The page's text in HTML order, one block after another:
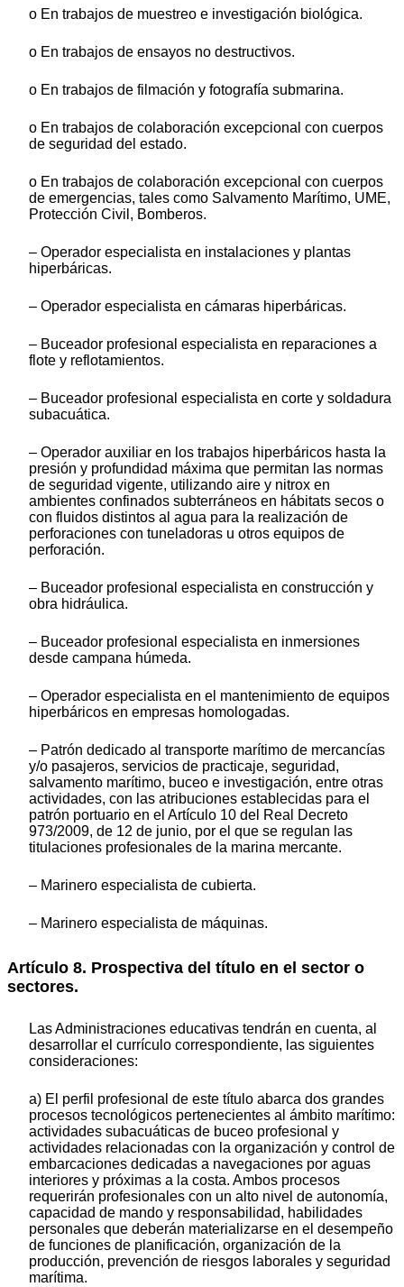
o En trabajos de muestreo e investigación biológica.
o En trabajos de ensayos no destructivos.
o En trabajos de filmación y fotografía submarina.
o En trabajos de colaboración excepcional con cuerpos
de seguridad del estado.
o En trabajos de colaboración excepcional con cuerpos
de emergencias, tales como Salvamento Marítimo, UME,
Protección Civil, Bomberos.
– Operador especialista en instalaciones y plantas
hiperbáricas.
– Operador especialista en cámaras hiperbáricas.
– Buceador profesional especialista en reparaciones a
flote y reflotamientos.
– Buceador profesional especialista en corte y soldadura
subacuática.
– Operador auxiliar en los trabajos hiperbáricos hasta la
presión y profundidad máxima que permitan las normas
de seguridad vigente, utilizando aire y nitrox en
ambientes confinados subterráneos en hábitats secos o
con fluidos distintos al agua para la realización de
perforaciones con tuneladoras u otros equipos de
perforación.
– Buceador profesional especialista en construcción y
obra hidráulica.
– Buceador profesional especialista en inmersiones
desde campana húmeda.
– Operador especialista en el mantenimiento de equipos
hiperbáricos en empresas homologadas.
– Patrón dedicado al transporte marítimo de mercancías
y/o pasajeros, servicios de practicaje, seguridad,
salvamento marítimo, buceo e investigación, entre otras
actividades, con las atribuciones establecidas para el
patrón portuario en el Artículo 10 del Real Decreto
973/2009, de 12 de junio, por el que se regulan las
titulaciones profesionales de la marina mercante.
– Marinero especialista de cubierta.
– Marinero especialista de máquinas.
Artículo 8. Prospectiva del título en el sector o
sectores.
Las Administraciones educativas tendrán en cuenta, al
desarrollar el currículo correspondiente, las siguientes
consideraciones:
a) El perfil profesional de este título abarca dos grandes
procesos tecnológicos pertenecientes al ámbito marítimo:
actividades subacuáticas de buceo profesional y
actividades relacionadas con la organización y control de
embarcaciones dedicadas a navegaciones por aguas
interiores y próximas a la costa. Ambos procesos
requerirán profesionales con un alto nivel de autonomía,
capacidad de mando y responsabilidad, habilidades
personales que deberán materializarse en el desempeño
de funciones de planificación, organización de la
producción, prevención de riesgos laborales y seguridad
marítima.